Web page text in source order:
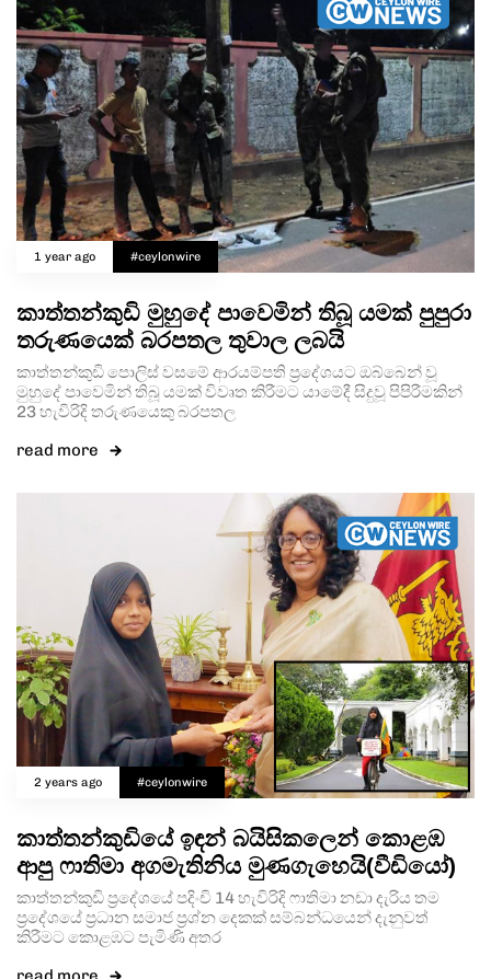
1 year ago #ceylonwire
කාත්තන්කුඩි මුහුදේ පාවෙමින් තිබූ යමක් පුපුරා
තරුණයෙක් බරපතල තුවාල ලබයි
කාත්තන්කුඩි පොලිස් වසමේ ආරයම්පති ප්‍රදේශයට ඔබ්බෙන් වූ
මුහුදේ පාවෙමින් තිබූ යමක් විවෘත කිරීමට යාමේදී සිදුවූ පිපිරීමකින්
23 හැවිරිදි තරුණයෙකු බරපතල
read more
2 years ago #ceylonwire
කාත්තන්කුඩියේ ඉඳන් බයිසිකලෙන් කොළඹ
ආපු ෆාතිමා අගමැතිනිය මුණගැහෙයි(වීඩියෝ)
කාත්තන්කුඩි ප්‍රදේශයේ පදිංචි 14 හැවිරිදි ෆාතිමා නඩා දැරිය තම
ප්‍රදේශයේ ප්‍රධාන සමාජ ප්‍රශ්න දෙකක් සම්බන්ධයෙන් දැනුවත්
කිරීමට කොළඹට පැමිණි අතර